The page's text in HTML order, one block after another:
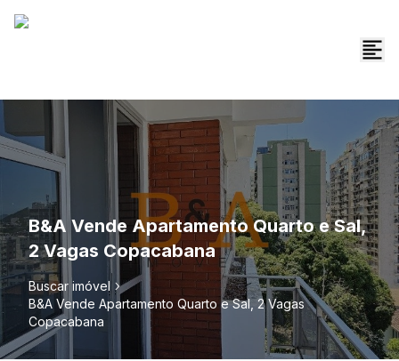
B&A Vende Apartamento Quarto e Sal,
2 Vagas Copacabana
Buscar imóvel
B&A Vende Apartamento Quarto e Sal, 2 Vagas
Copacabana